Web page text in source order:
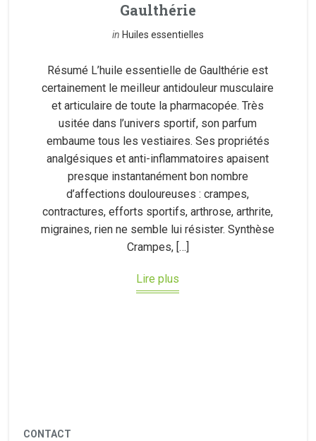
Gaulthérie
in Huiles essentielles
Résumé L’huile essentielle de Gaulthérie est
certainement le meilleur antidouleur musculaire
et articulaire de toute la pharmacopée. Très
usitée dans l’univers sportif, son parfum
embaume tous les vestiaires. Ses propriétés
analgésiques et anti-inflammatoires apaisent
presque instantanément bon nombre
d’affections douloureuses : crampes,
contractures, efforts sportifs, arthrose, arthrite,
migraines, rien ne semble lui résister. Synthèse
Crampes, […]
Lire plus
CONTACT